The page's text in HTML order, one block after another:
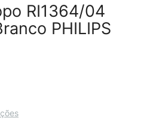
RI1364/04
PHILIPS